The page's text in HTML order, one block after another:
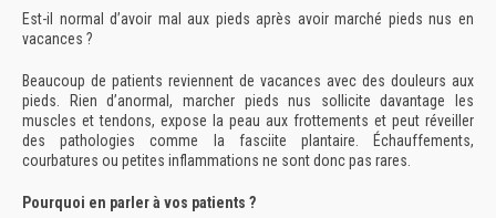
Est-il normal d’avoir mal aux pieds après avoir marché pieds nus en
vacances ?
Beaucoup de patients reviennent de vacances avec des douleurs aux
pieds. Rien d’anormal, marcher pieds nus sollicite davantage les
muscles et tendons, expose la peau aux frottements et peut réveiller
des pathologies comme la fasciite plantaire. Échauffements,
courbatures ou petites inflammations ne sont donc pas rares.
Pourquoi en parler à vos patients ?